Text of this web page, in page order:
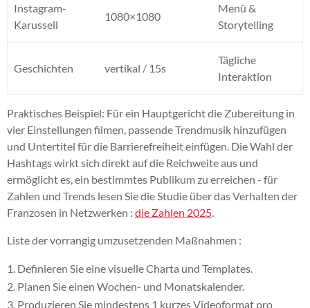
Instagram-
Karussell
1080×1080
Menü &
Storytelling
Geschichten vertikal / 15s
Tägliche
Interaktion
Praktisches Beispiel: Für ein Hauptgericht die Zubereitung in
vier Einstellungen filmen, passende Trendmusik hinzufügen
und Untertitel für die Barrierefreiheit einfügen. Die Wahl der
Hashtags wirkt sich direkt auf die Reichweite aus und
ermöglicht es, ein bestimmtes Publikum zu erreichen - für
Zahlen und Trends lesen Sie die Studie über das Verhalten der
Franzosen in Netzwerken : die Zahlen 2025
Liste der vorrangig umzusetzenden Maßnahmen :
Definieren Sie eine visuelle Charta und Templates.
Planen Sie einen Wochen- und Monatskalender.
Produzieren Sie mindestens 1 kurzes Videoformat pro